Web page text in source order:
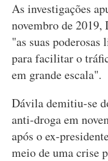
As investigações
novembro de 2019,
"as suas
para facilitar o
em grande escala".
Dávila demitiu-se
anti-droga em
após o ex-
meio de uma crise